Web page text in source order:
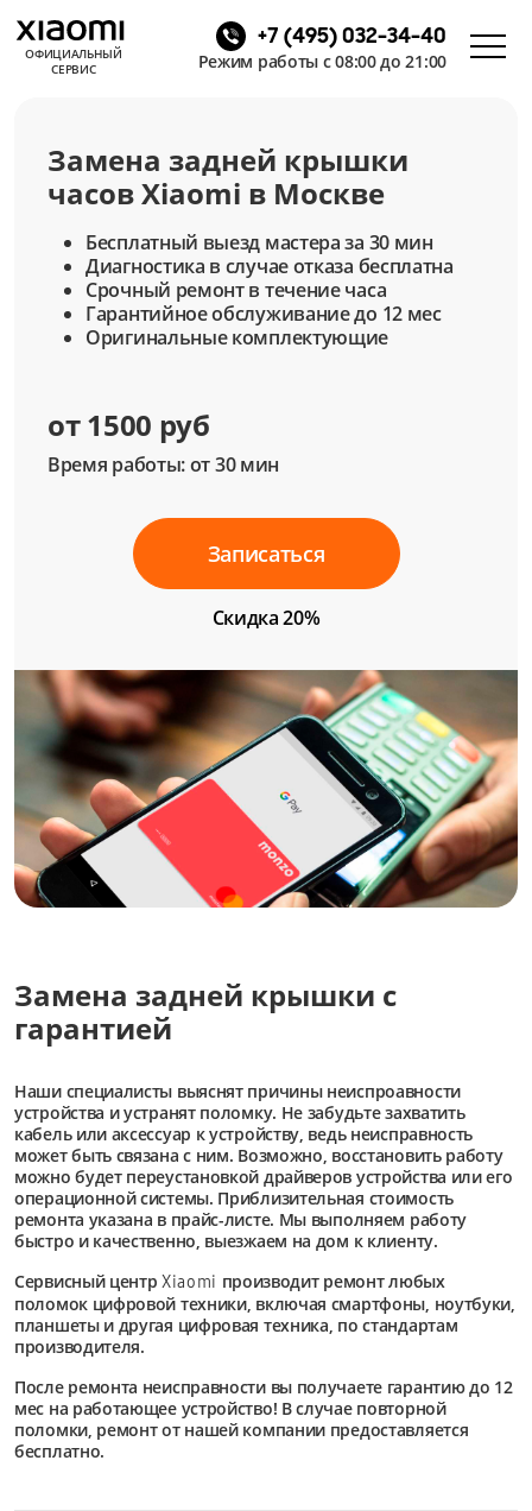
ОФИЦИАЛЬНЫЙ
СЕРВИС
+7 (495) 032-34-40
Режим работы с 08:00 до 21:00
Замена задней крышки
часов Xiaomi в Москве
Бесплатный выезд мастера за 30 мин
Диагностика в случае отказа бесплатна
Срочный ремонт в течение часа
Гарантийное обслуживание до 12 мес
Оригинальные комплектующие
от 1500 руб
Время работы: от 30 мин
Записаться
Скидка 20%
Замена задней крышки с
гарантией
Наши специалисты выяснят причины неиспроавности
устройства и устранят поломку. Не забудьте захватить
кабель или аксессуар к устройству, ведь неисправность
может быть связана с ним. Возможно, восстановить работу
можно будет переустановкой драйверов устройства или его
операционной системы. Приблизительная стоимость
ремонта указана в прайс-листе. Мы выполняем работу
быстро и качественно, выезжаем на дом к клиенту.
Сервисный центрXiaomi производит ремонт любых
поломок цифровой техники, включая смартфоны, ноутбуки,
планшеты и другая цифровая техника, по стандартам
производителя.
После ремонта неисправности вы получаете гарантию до 12
мес на работающее устройство! В случае повторной
поломки, ремонт от нашей компании предоставляется
бесплатно.